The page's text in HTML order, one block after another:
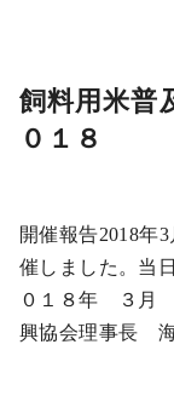
飼料用米普
０１８
開催報告2018年
催しました。当
０１８年 ３月
興協会理事長